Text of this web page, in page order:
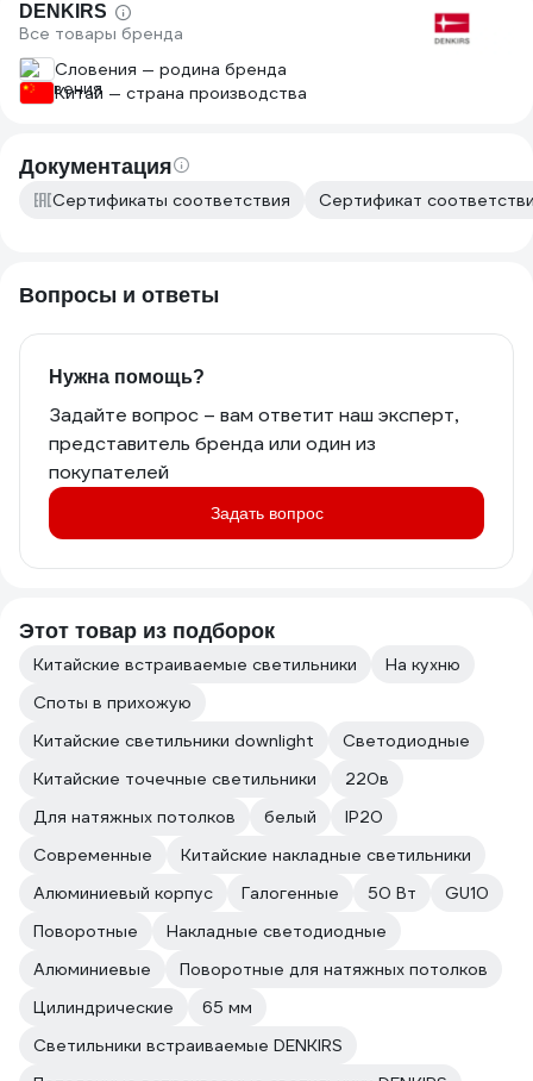
DENKIRS
Все товары бренда
Словения — родина бренда
Китай — страна производства
Документация
Сертификаты соответствия Сертификат
Вопросы и ответы
Нужна помощь?
Задайте вопрос – вам ответит наш эксперт,
представитель бренда или один из
покупателей
Задать вопрос
Этот товар из подборок
Китайские встраиваемые светильники
На кухню
Споты в прихожую
Китайские светильники downlight
Светодиодные
Китайские точечные светильники
220в
Для натяжных потолков
белый
IP20
Современные
Китайские накладные светильники
Алюминиевый корпус
Галогенные 50 Вт
GU10
Поворотные
Накладные светодиодные
Алюминиевые
Поворотные для натяжных потолков
Цилиндрические
65 мм
Светильники встраиваемые DENKIRS